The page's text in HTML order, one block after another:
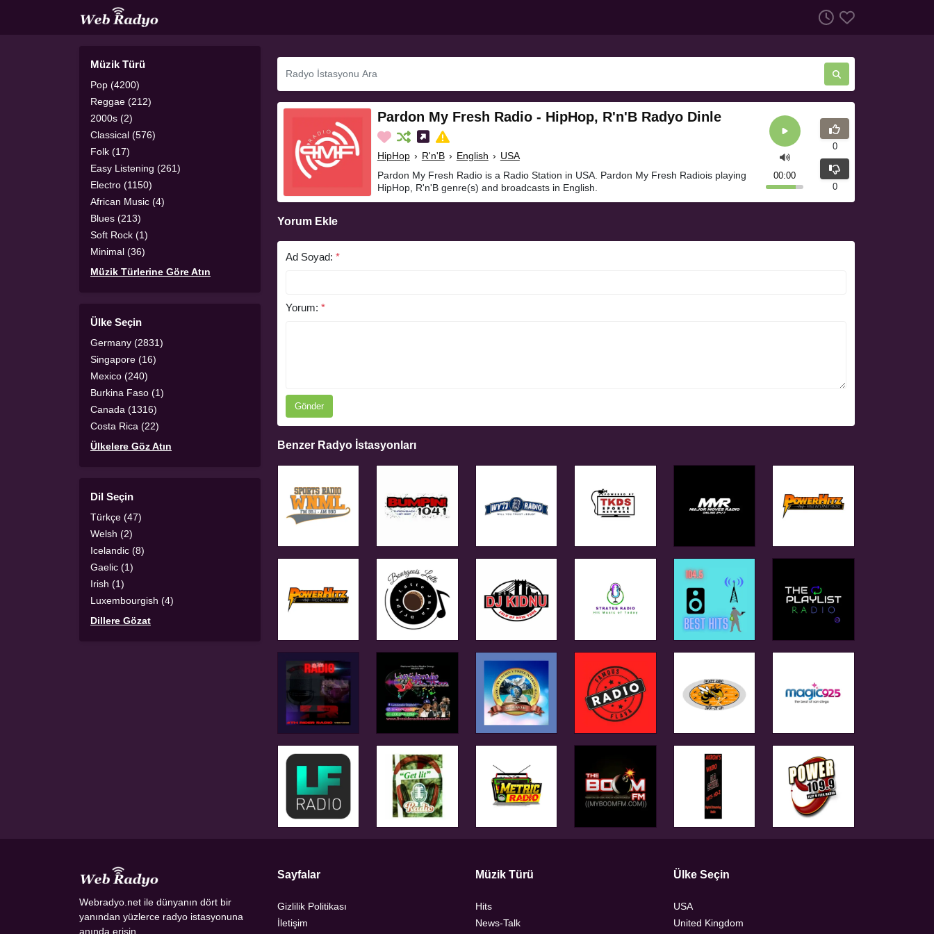
Müzik Türü
Pop (4200)
Reggae (212)
2000s (2)
Classical (576)
Folk (17)
Easy Listening (261)
Electro (1150)
African Music (4)
Blues (213)
Soft Rock (1)
Minimal (36)
Müzik Türlerine Göre Atın
Ülke Seçin
Germany (2831)
Singapore (16)
Mexico (240)
Burkina Faso (1)
Canada (1316)
Costa Rica (22)
Ülkelere Göz Atın
Dil Seçin
Türkçe (47)
Welsh (2)
Icelandic (8)
Gaelic (1)
Irish (1)
Luxembourgish (4)
Dillere Gözat
Pardon My Fresh Radio - HipHop, R'n'B Radyo Dinle
HipHop › R'n'B › English › USA
Pardon My Fresh Radio is a Radio Station in USA. Pardon My Fresh Radiois playing
HipHop, R'n'B genre(s) and broadcasts in English.
00:00
0
0
Yorum Ekle
Ad Soyad: *
Yorum: *
Gönder
Benzer Radyo İstasyonları
Webradyo.net ile dünyanın dört bir
yanından yüzlerce radyo istasyonuna
anında erişin.
Sayfalar
Gizlilik Politikası
İletişim
Müzik Türü
Hits
News-Talk
Ülke Seçin
USA
United Kingdom